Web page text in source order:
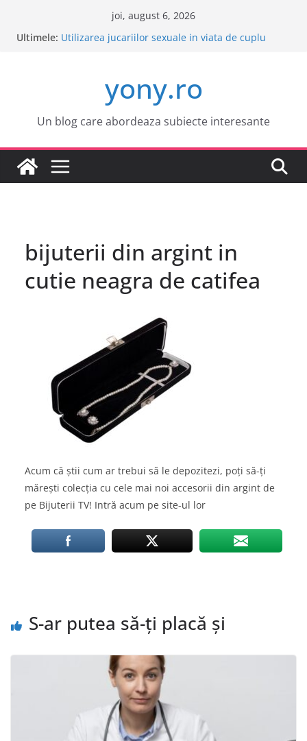
joi, august 6, 2026
Ultimele: Este o idee buna sa cumpar o masina electrica?
Tot ce trebuie sa stii despre bolile copilariei
Tot ce trebuie sa stii despre epilarea definitiva
yony.ro
Un blog care abordeaza subiecte interesante
bijuterii din argint in
cutie neagra de catifea
Acum că știi cum ar trebui să le depozitezi, poți să-ți
mărești colecția cu cele mai noi accesorii din argint de
pe Bijuterii TV! Intră acum pe site-ul lor
S-ar putea să-ți placă și